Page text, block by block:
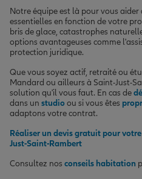
Notre équipe est là pour vous
essentielles en fonction de votre
bris de glace, catastrophes
options avantageuses comme
protection juridique.
Que vous soyez actif, retraité ou
Mandard ou ailleurs à Saint-Just-
solution qu'il vous faut. En cas de
dans un studioou si vous êtes
adaptons votre contrat.
Réaliser un devis gratuit pour
Just-Saint-Rambert
Consultez nos conseils habitation